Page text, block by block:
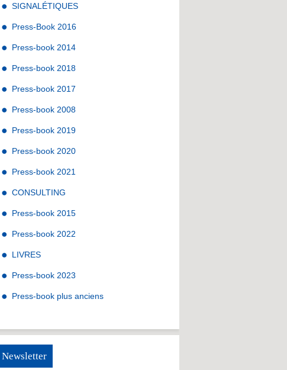
SIGNALÉTIQUES
Press-Book 2016
Press-book 2014
Press-book 2018
Press-book 2017
Press-book 2008
Press-book 2019
Press-book 2020
Press-book 2021
CONSULTING
Press-book 2015
Press-book 2022
LIVRES
Press-book 2023
Press-book plus anciens
Newsletter